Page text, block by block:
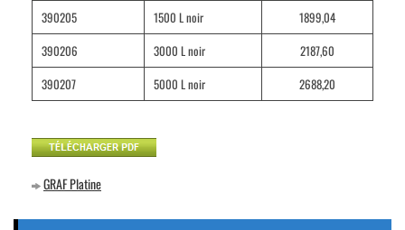
390205
1500 L noir
1899,04
390206
3000 L noir
2187,60
390207
5000 L noir 2688,20
GRAF Platine